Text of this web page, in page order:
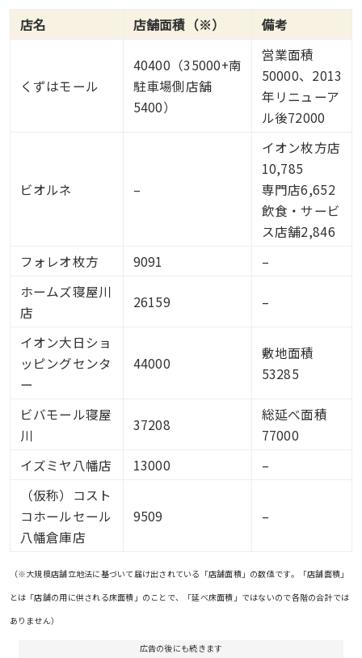
店名
店舗面積（※） 備考
くずはモール
40400（35000+南
駐車場側店舗
5400）
営業面積
50000、2013
年リニューア
ル後72000
ビオルネ –
イオン枚方店
10,785
専門店6,652
飲食・サービ
ス店舗2,846
フォレオ枚方
9091
–
ホームズ寝屋川
店
26159 –
イオン大日ショ
ッピングセンタ
ー
44000
敷地面積
53285
ビバモール寝屋
川
37208
総延べ面積
77000
イズミヤ八幡店
13000
–
（仮称）コスト
コホールセール
八幡倉庫店
9509 –
（※大規模店舗立地法に基づいて届け出されている「店舗面積」の数値です。「店舗面積」
とは「店舗の用に供される床面積」のことで、「延べ床面積」ではないので各階の合計では
ありません）
広告の後にも続きます